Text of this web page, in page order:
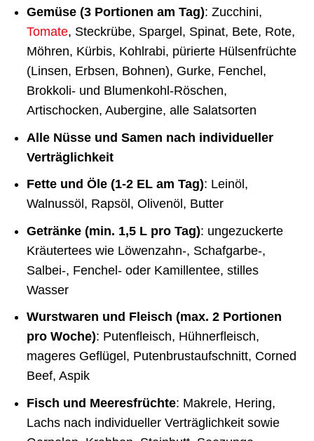
Gemüse (3 Portionen am Tag): Zucchini,
Tomate, Steckrübe, Spargel, Spinat, Bete, Rote,
Möhren, Kürbis, Kohlrabi, pürierte Hülsenfrüchte
(Linsen, Erbsen, Bohnen), Gurke, Fenchel,
Brokkoli- und Blumenkohl-Röschen,
Artischocken, Aubergine, alle Salatsorten
Alle Nüsse und Samen nach individueller
Verträglichkeit
Fette und Öle (1-2 EL am Tag): Leinöl,
Walnussöl, Rapsöl, Olivenöl, Butter
Getränke (min. 1,5 L pro Tag): ungezuckerte
Kräutertees wie Löwenzahn-, Schafgarbe-,
Salbei-, Fenchel- oder Kamillentee, stilles
Wasser
Wurstwaren und Fleisch (max. 2 Portionen
pro Woche): Putenfleisch, Hühnerfleisch,
mageres Geflügel, Putenbrustaufschnitt, Corned
Beef, Aspik
Fisch und Meeresfrüchte: Makrele, Hering,
Lachs nach individueller Verträglichkeit sowie